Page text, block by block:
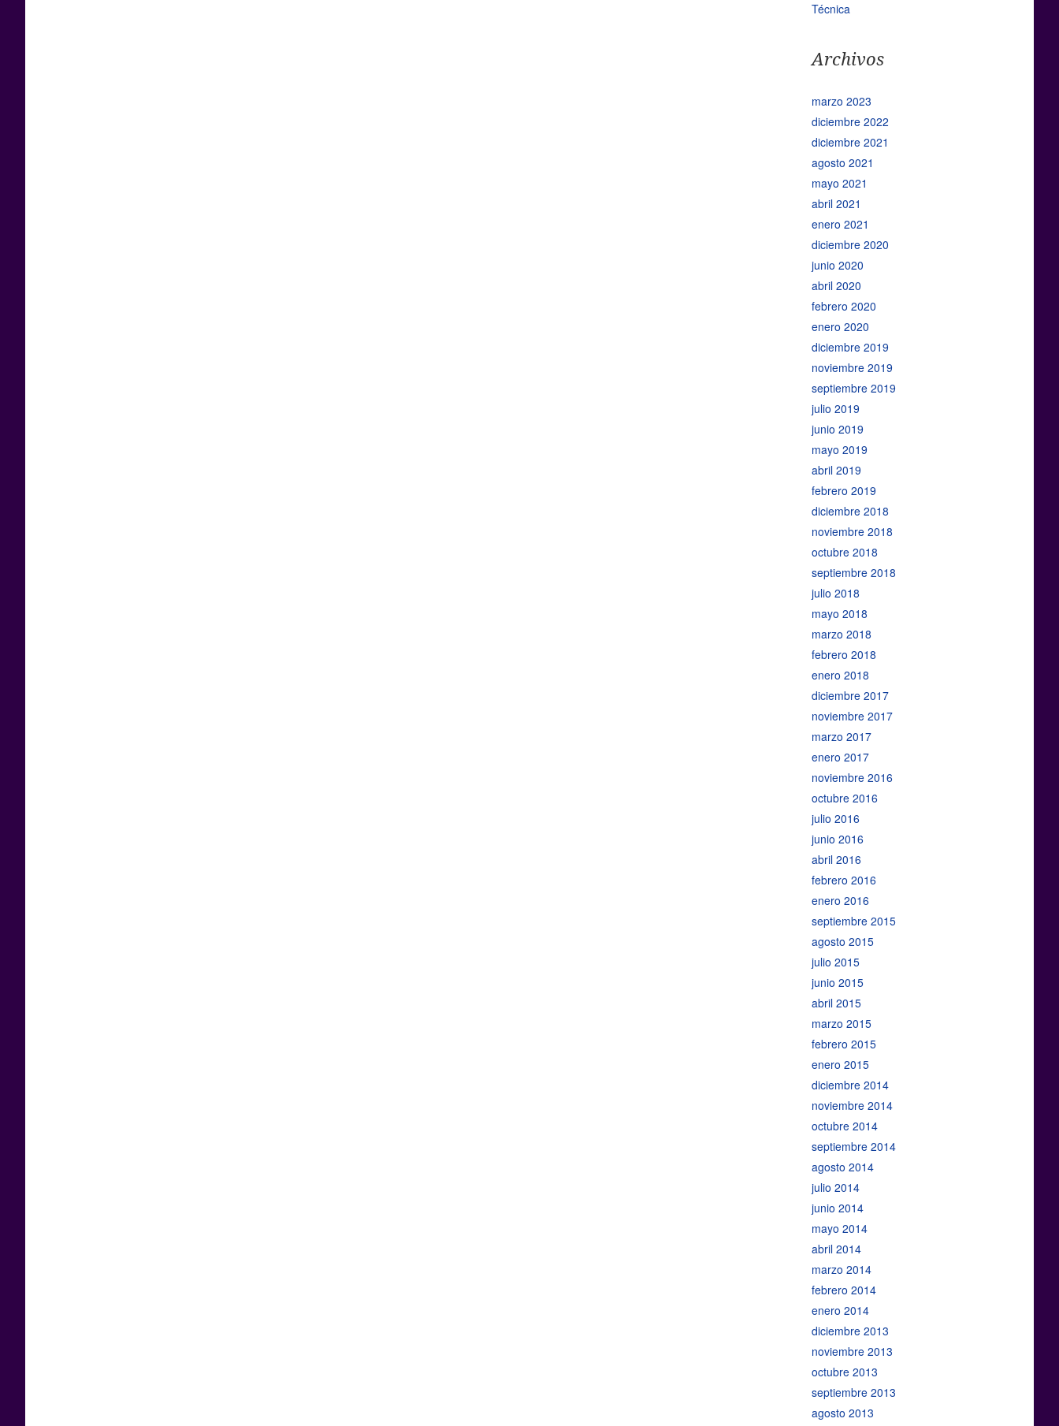
Técnica
Archivos
marzo 2023
diciembre 2022
diciembre 2021
agosto 2021
mayo 2021
abril 2021
enero 2021
diciembre 2020
junio 2020
abril 2020
febrero 2020
enero 2020
diciembre 2019
noviembre 2019
septiembre 2019
julio 2019
junio 2019
mayo 2019
abril 2019
febrero 2019
diciembre 2018
noviembre 2018
octubre 2018
septiembre 2018
julio 2018
mayo 2018
marzo 2018
febrero 2018
enero 2018
diciembre 2017
noviembre 2017
marzo 2017
enero 2017
noviembre 2016
octubre 2016
julio 2016
junio 2016
abril 2016
febrero 2016
enero 2016
septiembre 2015
agosto 2015
julio 2015
junio 2015
abril 2015
marzo 2015
febrero 2015
enero 2015
diciembre 2014
noviembre 2014
octubre 2014
septiembre 2014
agosto 2014
julio 2014
junio 2014
mayo 2014
abril 2014
marzo 2014
febrero 2014
enero 2014
diciembre 2013
noviembre 2013
octubre 2013
septiembre 2013
agosto 2013